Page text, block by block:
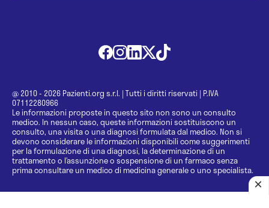
@ 2010 - 2026 Pazienti.org s.r.l. | Tutti i diritti riservati | P.IVA
07112280966
Le informazioni proposte in questo sito non sono un consulto
medico. In nessun caso, queste informazioni sostituiscono un
consulto, una visita o una diagnosi formulata dal medico. Non si
devono considerare le informazioni disponibili come suggerimenti
per la formulazione di una diagnosi, la determinazione di un
trattamento o l’assunzione o sospensione di un farmaco senza
prima consultare un medico di medicina generale o uno specialista.